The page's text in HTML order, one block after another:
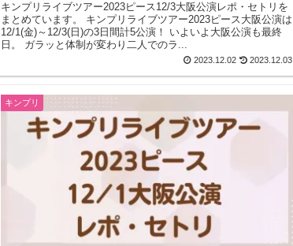
キンプリライブツアー2023ピース12/3大阪公演レポ・セトリを
まとめています。 キンプリライブツアー2023ピース大阪公演は
12/1(金)～12/3(日)の3日間計5公演！ いよいよ大阪公演も最終
日。 ガラッと体制が変わり二人でのラ...
2023.12.02 2023.12.03
キンプリ